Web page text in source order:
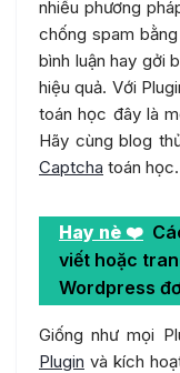
nhiều phương
chống spam
bình luận hay gởi
hiệu quả. Với
toán học đây là
Hãy cùng blog
Captcha toán học.
Hay nè ❤️
viết hoặc
Wordpress
Giống như mọi
Plugin và kích